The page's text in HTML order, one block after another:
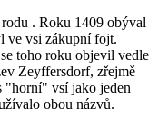
. Roku 1409 obýval
ve vsi zákupní fojt.
toho roku objevil vedle
Zeyffersdorf, zřejmě
"horní" vsí jako jeden
obou názvů.